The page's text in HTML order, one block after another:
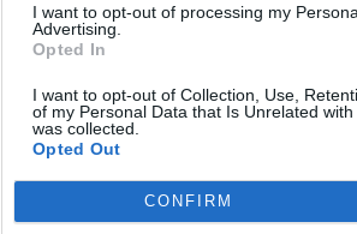
I want to opt-out of processing my
Advertising.
Opted In
I want to opt-out of Collection, Use,
of my Personal Data that Is Unrelated
was collected.
Opted Out
CONFIRM